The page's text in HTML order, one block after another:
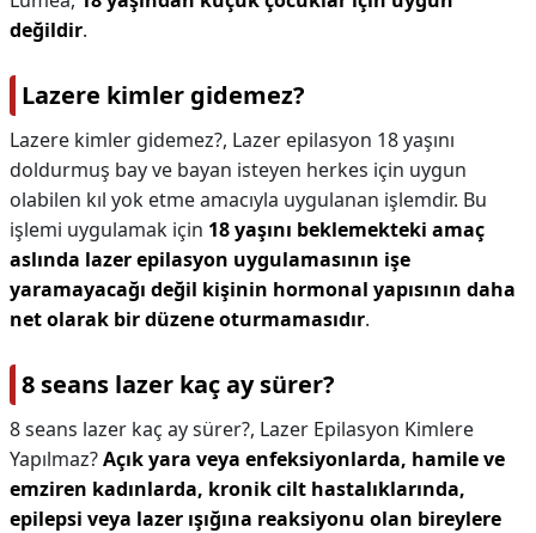
değildir.
Lazere kimler gidemez?
Lazere kimler gidemez?, Lazer epilasyon 18 yaşını
doldurmuş bay ve bayan isteyen herkes için uygun
olabilen kıl yok etme amacıyla uygulanan işlemdir. Bu
işlemi uygulamak için 18 yaşını beklemekteki amaç
aslında lazer epilasyon uygulamasının işe
yaramayacağı değil kişinin hormonal yapısının daha
net olarak bir düzene oturmamasıdır.
8 seans lazer kaç ay sürer?
8 seans lazer kaç ay sürer?, Lazer Epilasyon Kimlere
Yapılmaz?Açık yara veya enfeksiyonlarda, hamile ve
emziren kadınlarda, kronik cilt hastalıklarında,
epilepsi veya lazer ışığına reaksiyonu olan bireylere